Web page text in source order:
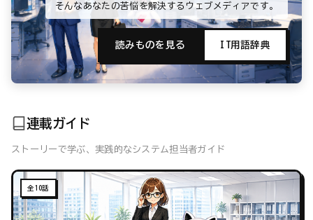
そんなあなたの苦悩を解決するウェブメディアです。
読みものを見る IT用語辞典
連載ガイド
ストーリーで学ぶ、実践的なシステム担当者ガイド
全10話